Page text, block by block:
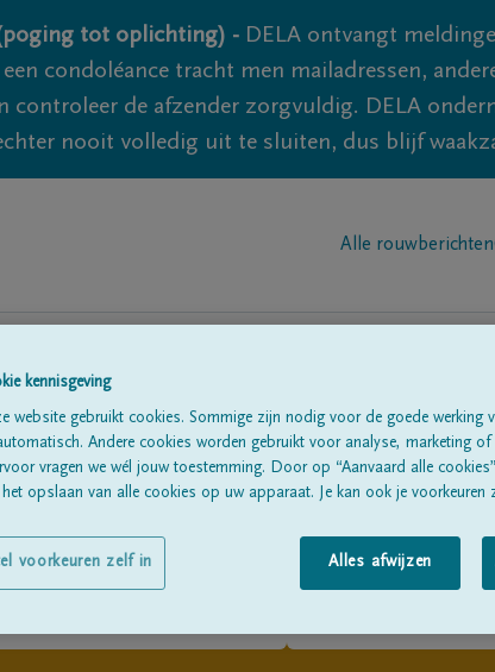
tot oplichting) - DELA ontvangt
condoléance tracht men mailadressen,
controleer de afzender zorgvuldig. DELA
nooit volledig uit te sluiten, dus blijf
Alle rouwberichten
in 'Wilskerke
kennisgeving
website gebruikt cookies. Sommige zijn nodig voor de goede werking
Andere cookies worden gebruikt voor analyse, marketing of
vragen we wél jouw toestemming. Door op “Aanvaard alle
opslaan van alle cookies op uw apparaat. Je kan ook je voorkeuren
Alles afwijzen
voorkeuren zelf in